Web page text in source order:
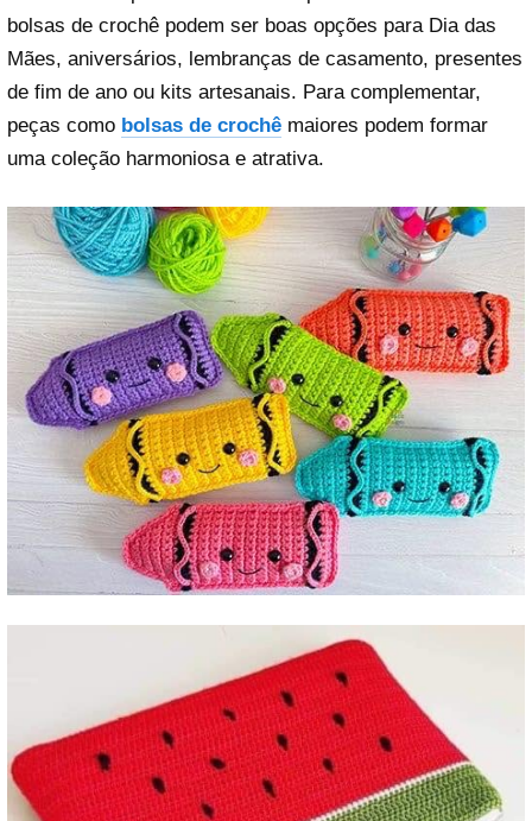
bolsas de crochê podem ser boas opções para Dia das
Mães, aniversários, lembranças de casamento, presentes
de fim de ano ou kits artesanais. Para complementar,
peças como bolsas de crochê maiores podem formar
uma coleção harmoniosa e atrativa.